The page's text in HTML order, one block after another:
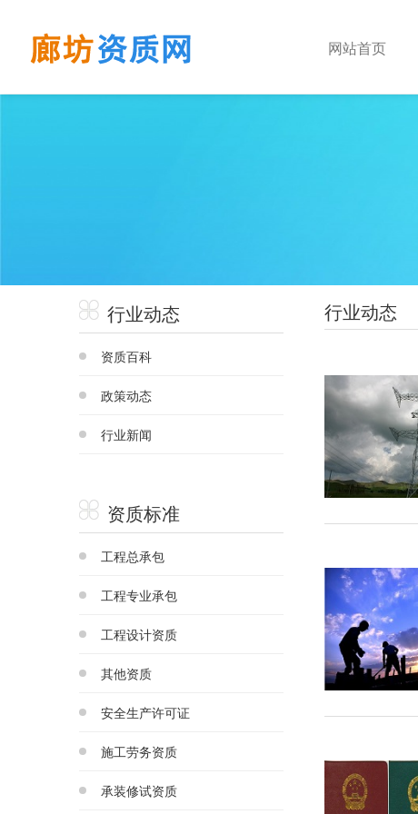
网站首页
行业动态
资质百科
政策动态
行业新闻
资质标准
工程总承包
工程专业承包
工程设计资质
其他资质
安全生产许可证
施工劳务资质
承装修试资质
行业动态